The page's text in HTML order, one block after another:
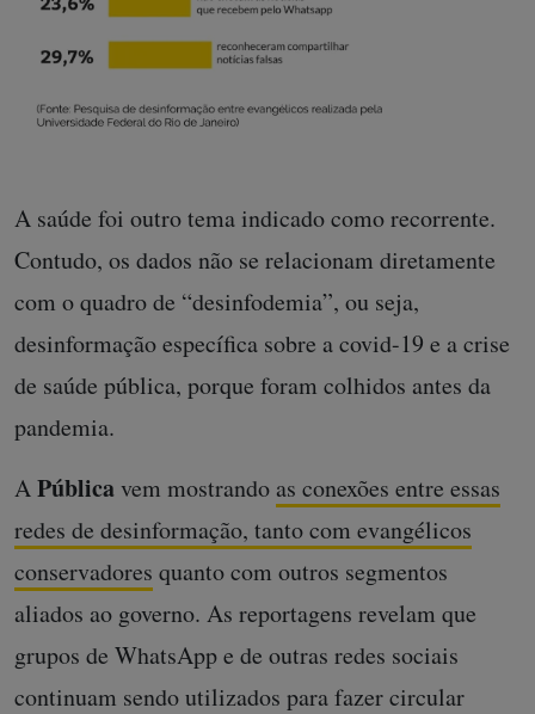
A saúde foi outro tema indicado como recorrente.
Contudo, os dados não se relacionam diretamente
com o quadro de “desinfodemia”, ou seja,
desinformação específica sobre a covid-19 e a crise
de saúde pública, porque foram colhidos antes da
pandemia.
APúblicavem mostrando as conexões entre essas
redes de desinformação, tanto com evangélicos
conservadores quanto com outros segmentos
aliados ao governo. As reportagens revelam que
grupos de WhatsApp e de outras redes sociais
continuam sendo utilizados para fazer circular